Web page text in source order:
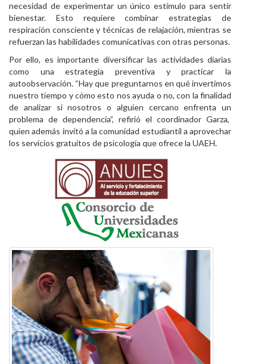
necesidad de experimentar un único estímulo para sentir
bienestar. Esto requiere combinar estrategias de
respiración consciente y técnicas de relajación, mientras se
refuerzan las habilidades comunicativas con otras personas.
Por ello, es importante diversificar las actividades diarias
como una estrategia preventiva y practicar la
autoobservación. “Hay que preguntarnos en qué invertimos
nuestro tiempo y cómo esto nos ayuda o no, con la finalidad
de analizar si nosotros o alguien cercano enfrenta un
problema de dependencia”, refirió el coordinador Garza,
quien además invitó a la comunidad estudiantil a aprovechar
los servicios gratuitos de psicología que ofrece la UAEH.